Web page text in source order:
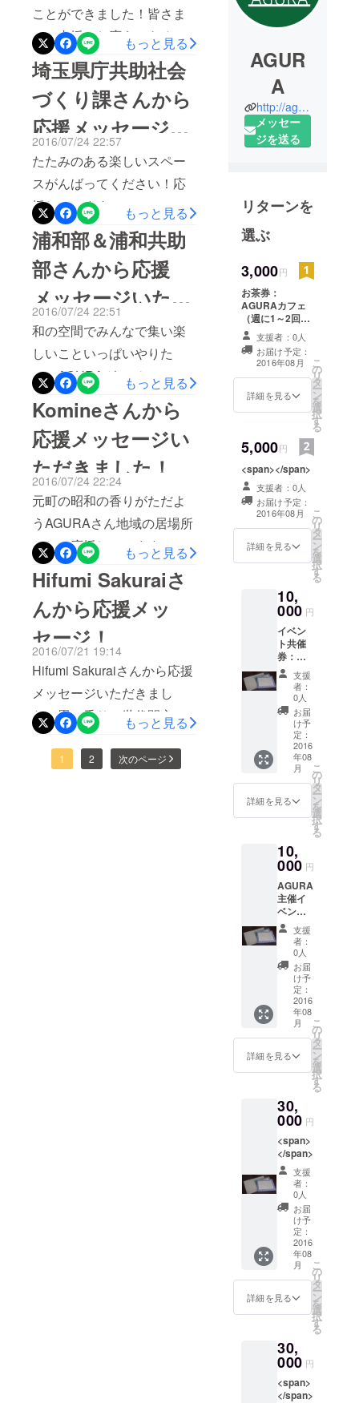
ことができました！皆さま
のご支援にお応えできるよ
う、今後、AGURAがより多
くの人に利用していただ
き、共助の輪が拡がるよ
う、精進してまいりますの
で、引き続き、応援よろし
くお願いいたしま
す！
AGURA運
営委員会代表 本山千絵
もっと見る
埼玉県庁共助社会
づくり課さんから
応援メッセージい
ただきました！
2016/07/24 22:57
たたみのある楽しいスペー
スがんばってください！応
援しています。
もっと見る
浦和部＆浦和共助
部さんから応援
メッセージいただ
きました！
2016/07/24 22:51
和の空間でみんなで集い楽
しいこといっぱいやりた
い！AGURAガンバレもっと見る
Komineさんから
応援メッセージい
ただきました！
2016/07/24 22:24
元町の昭和の香りがただよ
うAGURAさん地域の居場所
として応援しています。
もっと見る
Hifumi Sakuraiさ
んから応援メッ
セージ！
2016/07/21 19:14
Hifumi Sakuraiさんから応援
メッセージいただきまし
た！畳の香り、世代間交
流、共感いただき、ありが
とうございます！！！
もっと見る
1 2 次のページ
AGUR
A
http://agura-urawa.jimdo.com/
メッセー
ジを送る
リターンを
選ぶ
3,000円
お茶券：
AGURAカフェ
（週に1～2回程
度開催）に、無
料で参加。ホス
トとなるスタッ
フは日によって
違い、特色のあ
る「おしゃべ
支援者：0人
お届け予定：
2016年08月
詳細を見る
こ
の
リ
タ
ー
ン
を
選
択
す
る
5,000円
<span></span>
支援者：0人
お届け予定：
2016年08月
詳細を見る
こ
の
リ
タ
ー
ン
を
選
択
す
る
10,
000 円
イベン
ト共催
券：ス
タッフ
が広報
や当日
運営な
どをサ
ポート
しなが
ら、一
緒に
AGURA
のコ
ミュニ
ティス
を使っ
て趣味
や特技
を活か
してイ
ベント
を開催
でき
る。
支援
者：
0人
お届
け予
定：
2016
年08
月
詳細を見る
こ
の
リ
タ
ー
ン
を
選
択
す
る
10,
000 円
AGURA
主催イ
ベント
割引
券：今
後行わ
れる
AGURA
主催イ
ベン
ト、具
体的に
は起業
塾・IT
講座・
女性の
不動産
セミ
ナー・
パン作
り講
座・パ
ソコン
講座・
麻雀教
室な
ど、さ
まざま
なイベ
ントや
講座に
半額で
ベント
に限
る。
支援
者：
0人
お届
け予
定：
2016
年08
月
詳細を見る
こ
の
リ
タ
ー
ン
を
選
択
す
る
30,
000 円
<span>
</span>
支援
者：
0人
お届
け予
定：
2016
年08
月
詳細を見る
こ
の
リ
タ
ー
ン
を
選
択
す
る
30,
000 円
<span>
</span>